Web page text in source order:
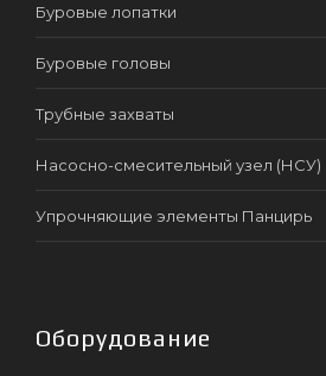
Буровые лопатки
Буровые головы
Трубные захваты
Насосно-смесительный узел (НСУ)
Упрочняющие элементы Панцирь
Оборудование